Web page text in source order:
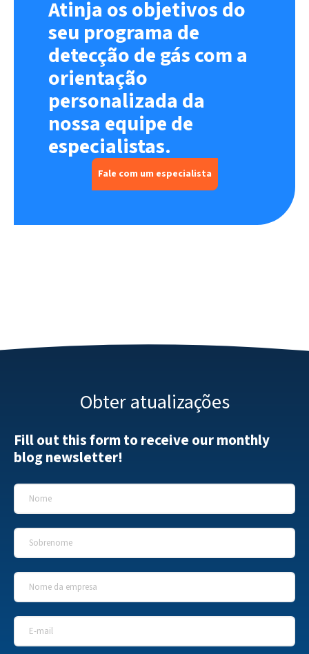
Atinja os objetivos do
seu programa de
detecção de gás com a
orientação
personalizada da
nossa equipe de
especialistas.
Fale com um especialista
Obter atualizações
Fill out this form to receive our monthly
blog newsletter!
Nome
Sobrenome
Nome da empresa
E-mail